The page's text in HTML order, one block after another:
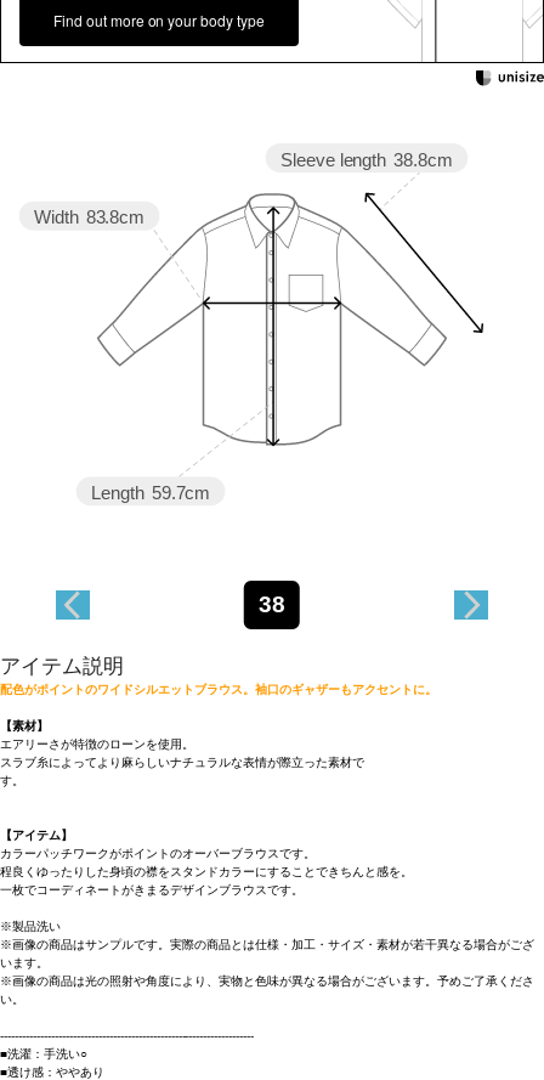
Find out more on your body type
Sleeve length 38.8cm
Length 59.7cm
Width 83.8cm
38
アイテム説明
配色がポイントのワイドシルエットブラウス。袖口のギャザーもアクセントに。
【素材】
エアリーさが特徴のローンを使用。
スラブ糸によってより麻らしいナチュラルな表情が際立った素材で
す。
【アイテム】
カラーパッチワークがポイントのオーバーブラウスです。
程良くゆったりした身頃の襟をスタンドカラーにすることできちんと感を。
一枚でコーディネートがきまるデザインブラウスです。
※製品洗い
※画像の商品はサンプルです。実際の商品とは仕様・加工・サイズ・素材が若干異なる場合がござ
います。
※画像の商品は光の照射や角度により、実物と色味が異なる場合がございます。予めご了承くださ
い。
----------------------------------------------------------------------
■洗濯：手洗い○
■透け感：ややあり